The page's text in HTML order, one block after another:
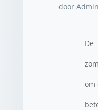
doorAdmin
De
om